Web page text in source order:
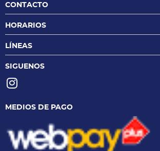
CONTACTO
HORARIOS
LÍNEAS
SIGUENOS
MEDIOS DE PAGO